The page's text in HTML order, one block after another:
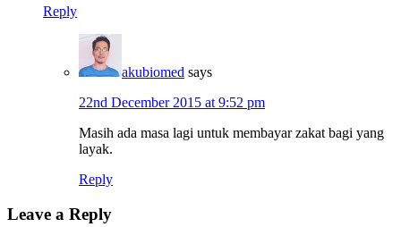
Reply
akubiomed says
22nd December 2015 at 9:52 pm
Masih ada masa lagi untuk membayar zakat bagi yang
layak.
Reply
Leave a Reply